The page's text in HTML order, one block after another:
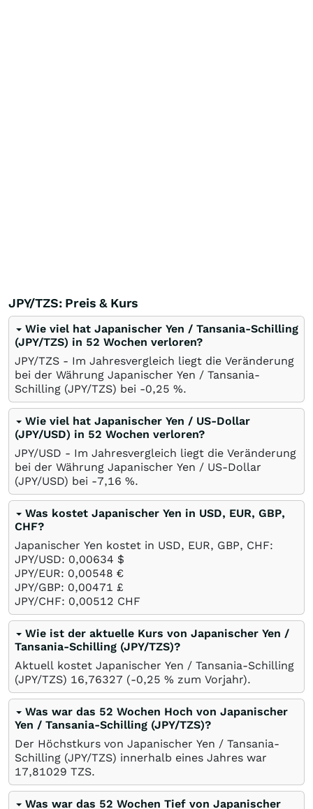
JPY/TZS: Preis & Kurs
Wie viel hat Japanischer Yen / Tansania-Schilling
(JPY/TZS) in 52 Wochen verloren?
JPY/TZS - Im Jahresvergleich liegt die Veränderung
bei der Währung Japanischer Yen / Tansania-
Schilling (JPY/TZS) bei -0,25 %.
Wie viel hat Japanischer Yen / US-Dollar
(JPY/USD) in 52 Wochen verloren?
JPY/USD - Im Jahresvergleich liegt die Veränderung
bei der Währung Japanischer Yen / US-Dollar
(JPY/USD) bei -7,16 %.
Was kostet Japanischer Yen in USD, EUR, GBP,
CHF?
Japanischer Yen kostet in USD, EUR, GBP, CHF:
JPY/USD: 0,00634 $
JPY/EUR: 0,00548 €
JPY/GBP: 0,00471 £
JPY/CHF: 0,00512 CHF
Wie ist der aktuelle Kurs von Japanischer Yen /
Tansania-Schilling (JPY/TZS)?
Aktuell kostet Japanischer Yen / Tansania-Schilling
(JPY/TZS) 16,76327 (-0,25 % zum Vorjahr).
Was war das 52 Wochen Hoch von Japanischer
Yen / Tansania-Schilling (JPY/TZS)?
Der Höchstkurs von Japanischer Yen / Tansania-
Schilling (JPY/TZS) innerhalb eines Jahres war
17,81029 TZS.
Was war das 52 Wochen Tief von Japanischer